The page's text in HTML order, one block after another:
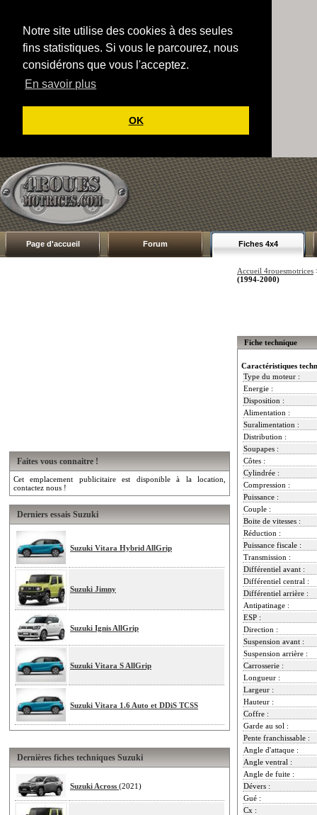
Notre site utilise des cookies à des seules
fins statistiques. Si vous le parcourez, nous
considérons que vous l'acceptez.
En savoir plus
OK
Page d'accueil Forum Fiches 4x4
Faites vous connaitre !
Cet emplacement publicitaire est disponible à la location,
contactez nous !
Derniers essais Suzuki
Suzuki Vitara Hybrid AllGrip
Suzuki Jimny
Suzuki Ignis AllGrip
Suzuki Vitara S AllGrip
Suzuki Vitara 1.6 Auto et DDiS TCSS
Dernières fiches techniques Suzuki
Suzuki Across (2021)
Accueil 4rouesmotrices
(1994-2000)
Fiche technique
Caractéristiques
Type du moteur :
Energie :
Disposition :
Alimentation :
Suralimentation :
Distribution :
Soupapes :
Côtes :
Cylindrée :
Compression :
Puissance :
Couple :
Boite de vitesses :
Réduction :
Puissance fiscale :
Transmission :
Différentiel avant :
Différentiel central :
Différentiel arrière :
Antipatinage :
ESP :
Direction :
Suspension avant :
Suspension arrière :
Carrosserie :
Longueur :
Largeur :
Hauteur :
Coffre :
Garde au sol :
Pente franchissable :
Angle d'attaque :
Angle ventral :
Angle de fuite :
Dévers :
Gué :
Cx :